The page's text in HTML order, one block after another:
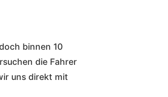
binnen 10
die Fahrer
uns direkt mit